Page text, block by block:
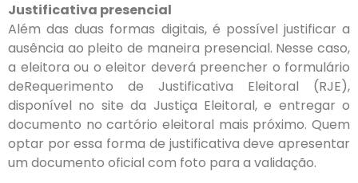
Justificativa presencial
Além das duas formas digitais, é possível justificar a
ausência ao pleito de maneira presencial. Nesse caso,
a eleitora ou o eleitor deverá preencher o formulário
deRequerimento de Justificativa Eleitoral (RJE),
disponível no site da Justiça Eleitoral, e entregar o
documento no cartório eleitoral mais próximo. Quem
optar por essa forma de justificativa deve apresentar
um documento oficial com foto para a validação.